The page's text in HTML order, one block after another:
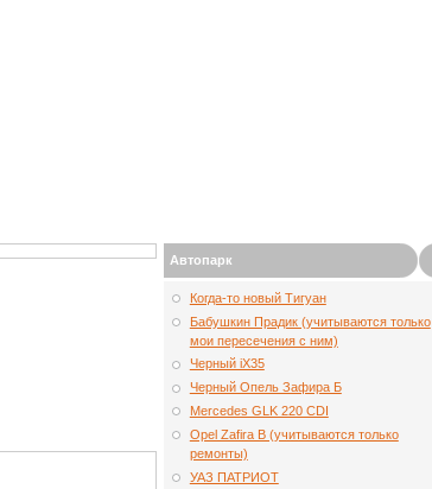
Автопарк
Когда-то новый Тигуан
Бабушкин Прадик (учитываются только
мои пересечения с ним)
Черный iX35
Черный Опель Зафира Б
Mercedes GLK 220 CDI
Opel Zafira B (учитываются только
ремонты)
УАЗ ПАТРИОТ